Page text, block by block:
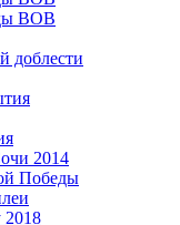
ВОВ
доблести
2014
Победы